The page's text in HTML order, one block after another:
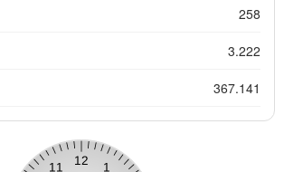
258
3.222
367.141